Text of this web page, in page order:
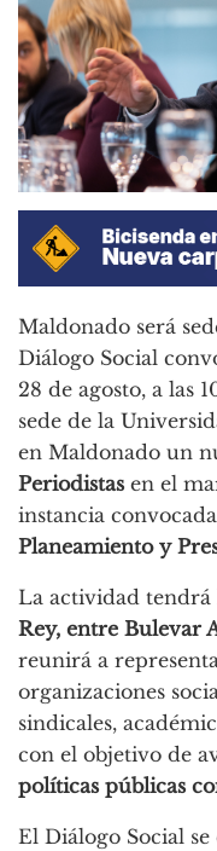
Maldonado será
Diálogo Social
28 de agosto, a las
sede de la
en Maldonado un
Periodistasen el
instancia
Planeamiento y
La actividad tendrá
Rey, entre Bulevar
reunirá a
organizaciones
sindicales,
con el objetivo de
políticas públicas
El Diálogo Social